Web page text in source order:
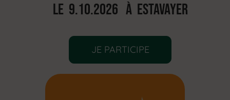
Le 9.10.2026 À ESTAVAYER
JE PARTICIPE